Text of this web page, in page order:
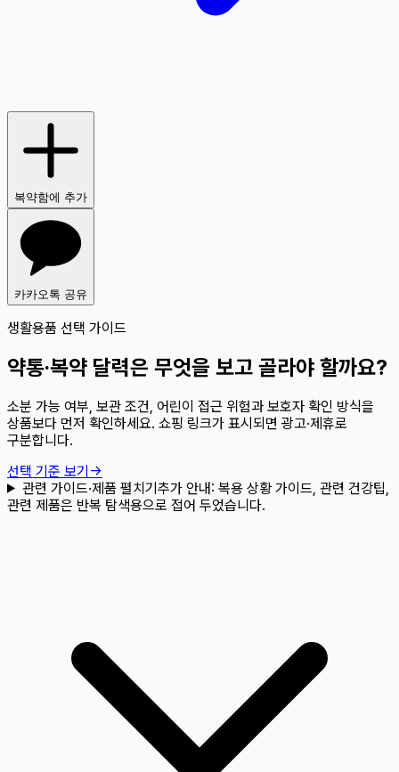
복약함에 추가
카카오톡 공유
생활용품 선택 가이드
약통·복약 달력은 무엇을 보고 골라야 할까요?
소분 가능 여부, 보관 조건, 어린이 접근 위험과 보호자 확인 방식을
상품보다 먼저 확인하세요. 쇼핑 링크가 표시되면 광고·제휴로
구분합니다.
선택 기준 보기 →
관련 가이드·제품 펼치기추가 안내: 복용 상황 가이드, 관련 건강팁,
관련 제품은 반복 탐색용으로 접어 두었습니다.